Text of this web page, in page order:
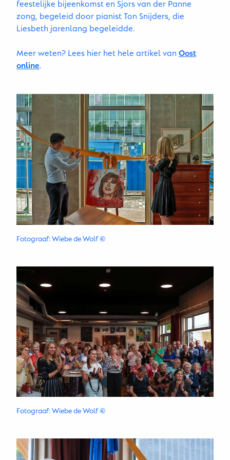
feestelijke bijeenkomst en Sjors van der Panne
zong, begeleid door pianist Ton Snijders, die
Liesbeth jarenlang begeleidde.
Meer weten? Lees hier het hele artikel van Oost
online
Fotograaf: Wiebe de Wolf©
Fotograaf: Wiebe de Wolf©